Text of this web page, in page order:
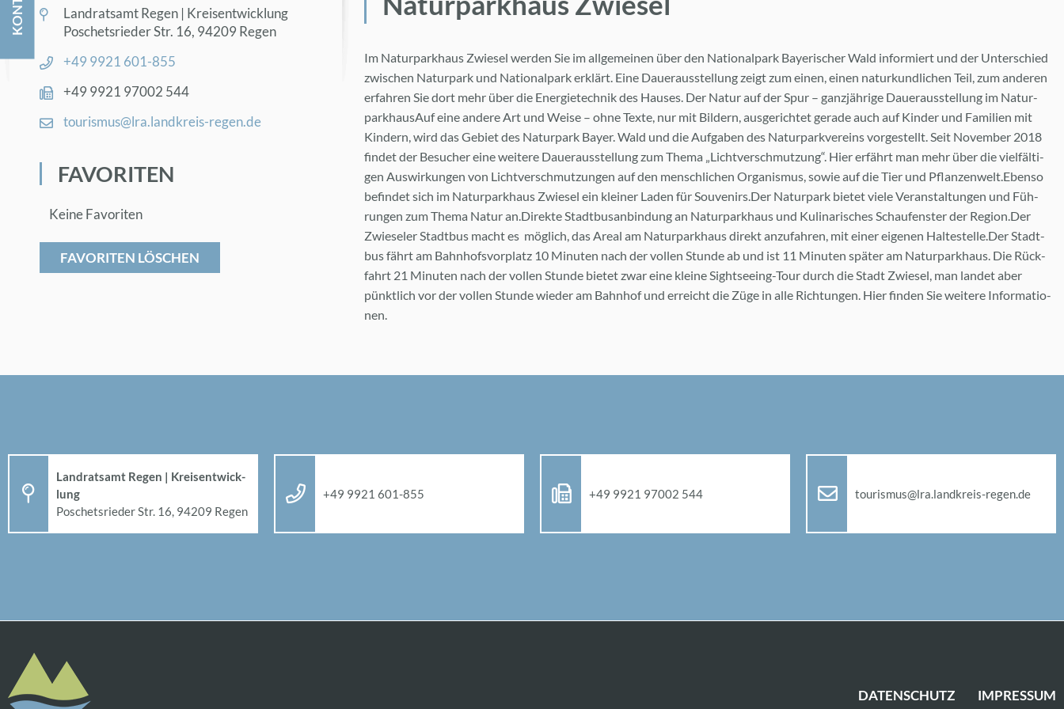
Im Na­tur­park­haus Zwie­sel wer­den Sie im all­ge­mei­nen über den Na­tio­nal­park Baye­ri­scher Wald in­for­miert und der Un­ter­schied
zwi­schen Na­tur­park und Na­tio­nal­park er­klärt. Eine Dau­er­aus­stel­lung zeigt zum ei­nen, ei­nen na­tur­kund­li­chen Teil, zum an­de­ren
er­fah­ren Sie dort mehr über die En­er­gie­tech­nik des Hau­ses. Der Na­tur auf der Spur – ganz­jäh­ri­ge Dau­er­aus­stel­lung im Na­tur­
park­haus­Auf eine an­de­re Art und Wei­se – ohne Tex­te, nur mit Bil­dern, aus­ge­rich­tet ge­ra­de auch auf Kin­der und Fa­mi­li­en mit
Kin­dern, wird das Ge­biet des Na­tur­park Bay­er. Wald und die Auf­ga­ben des Na­tur­park­ver­eins vor­ge­stellt. Seit No­vem­ber 2018
fin­det der Be­su­cher eine wei­te­re Dau­er­aus­stel­lung zum The­ma „Licht­ver­schmut­zung“. Hier er­fährt man mehr über die viel­fäl­ti­
gen Aus­wir­kun­gen von Licht­ver­schmut­zun­gen auf den mensch­li­chen Or­ga­nis­mus, so­wie auf die Tier und Pflan­zen­welt.Eben­so
be­fin­det sich im Na­tur­park­haus Zwie­sel ein klei­ner La­den für Sou­ve­nirs.Der Na­tur­park bie­tet vie­le Ver­an­stal­tun­gen und Füh­
run­gen zum The­ma Na­tur an.​Direkte Stadt­bus­an­bin­dung an Na­tur­park­haus und Ku­li­na­ri­sches Schau­fens­ter der Re­gi­on.Der
Zwie­seler Stadt­bus macht es mög­lich, das Are­al am Na­tur­park­haus di­rekt an­zu­fah­ren, mit ei­ner ei­ge­nen Hal­te­stel­le.Der Stadt­
bus fährt am Bahn­hofs­vor­platz 10 Mi­nu­ten nach der vol­len Stun­de ab und ist 11 Mi­nu­ten spä­ter am Na­tur­park­haus. Die Rück­
fahrt 21 Mi­nu­ten nach der vol­len Stun­de bie­tet zwar eine klei­ne Sight­see­ing-Tour durch die Stadt Zwie­sel, man lan­det aber
pünkt­lich vor der vol­len Stun­de wie­der am Bahn­hof und er­reicht die Züge in alle Rich­tun­gen. Hier fin­den Sie wei­te­re In­for­ma­tio­
nen.
Land­rats­amt Re­gen | Kreis­ent­wick­lung
Po­sche­ts­rie­der Str. 16, 94209 Re­gen
+49 9921 601-855
+49 9921 97002 544
tou­ris­mus@​lra.​landkreis-re­gen.de
FA­VO­RI­TEN
Keine Favoriten
FAVORITEN LÖSCHEN
Land­rats­amt Re­gen | Kreis­ent­wick­
lung
Po­sche­ts­rie­der Str. 16, 94209 Re­gen
+49 9921 601-855 +49 9921 97002 544 tou­ris­mus@​lra.​landkreis-re­gen.de
DA­TEN­SCHUTZ IM­PRES­SUM